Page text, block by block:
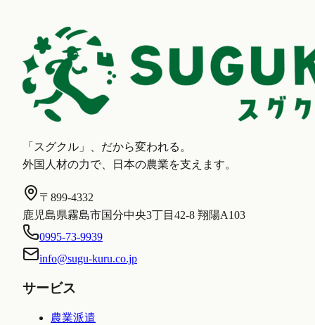
「スグクル」、だから変われる。
外国人材の力で、日本の農業を支えます。
〒899-4332
鹿児島県霧島市国分中央3丁目42-8 翔陽A103
0995-73-9939
info@sugu-kuru.co.jp
サービス
農業派遣